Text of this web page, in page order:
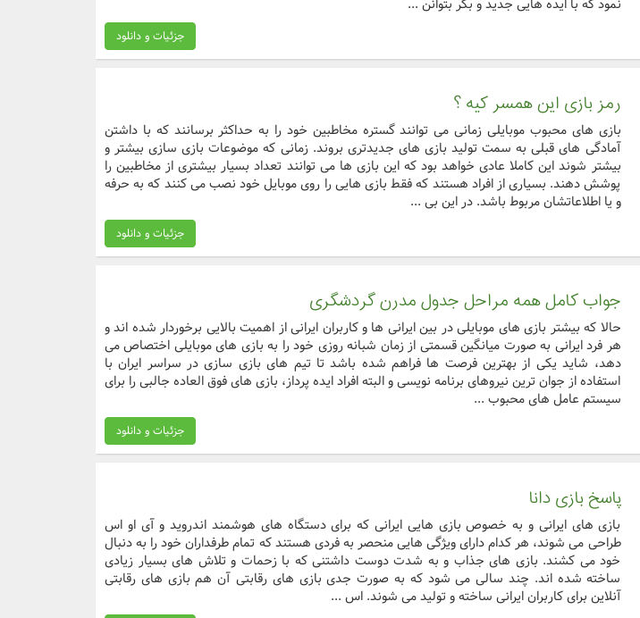
نمود که با ایده هایی جدید و بکر بتوانن ...
جزئیات و دانلود
رمز بازی این همسر کیه ؟
بازی های محبوب موبایلی زمانی می توانند گستره مخاطبین خود را به حداکثر برسانند که با داشتن
آمادگی های قبلی به سمت تولید بازی های جدیدتری بروند. زمانی که موضوعات بازی سازی بیشتر و
بیشتر شوند این کاملا عادی خواهد بود که این بازی ها می توانند تعداد بسیار بیشتری از مخاطبین را
پوشش دهند. بسیاری از افراد هستند که فقط بازی هایی را روی موبایل خود نصب می کنند که به حرفه
و یا اطلاعاتشان مربوط باشد. در این بی ...
جزئیات و دانلود
جواب کامل همه مراحل جدول مدرن گردشگری
حالا که بیشتر بازی های موبایلی در بین ایرانی ها و کاربران ایرانی از اهمیت بالایی برخوردار شده اند و
هر فرد ایرانی به صورت میانگین قسمتی از زمان شبانه روزی خود را به بازی های موبایلی اختصاص می
دهد، شاید یکی از بهترین فرصت ها فراهم شده باشد تا تیم های بازی سازی در سراسر ایران با
استفاده از جوان ترین نیروهای برنامه نویسی و البته افراد ایده پرداز، بازی های فوق العاده جالبی را برای
سیستم عامل های محبوب ...
جزئیات و دانلود
پاسخ بازی دانا
بازی های ایرانی و به خصوص بازی هایی ایرانی که برای دستگاه های هوشمند اندروید و آی او اس
طراحی می شوند، هر کدام دارای ویژگی هایی منحصر به فردی هستند که تمام طرفداران خود را به دنبال
خود می کشند. بازی های جذاب و به شدت دوست داشتنی که با زحمات و تلاش های بسیار زیادی
ساخته شده اند. چند سالی می شود که به صورت جدی بازی های رقابتی آن هم بازی های رقابتی
آنلاین برای کاربران ایرانی ساخته و تولید می شوند. اس ...